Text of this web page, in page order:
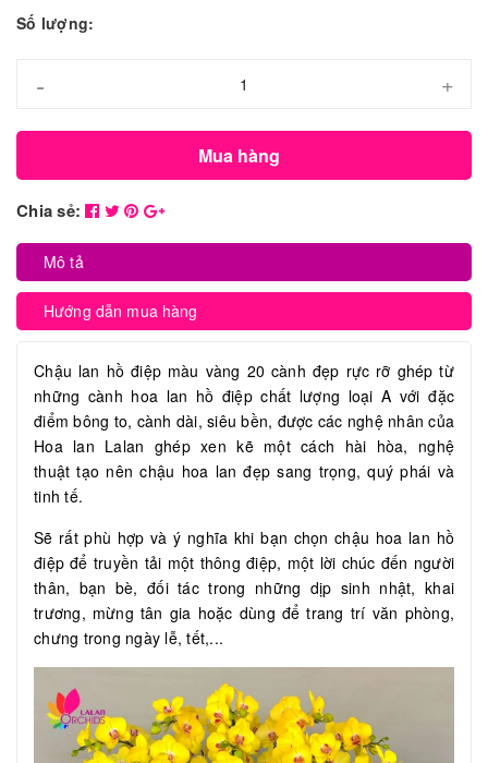
Số lượng:
- +
Mua hàng
Chia sẻ:
Mô tả
Hướng dẫn mua hàng
Chậu lan hồ điệp màu vàng 20 cành đẹp rực rỡ ghép từ
những cành hoa lan hồ điệp chất lượng loại A với đặc
điểm bông to, cành dài, siêu bền, được các nghệ nhân của
Hoa lan Lalan ghép xen kẽ một cách hài hòa, nghệ
thuật tạo nên chậu hoa lan đẹp sang trọng, quý phái và
tinh tế.
Sẽ rất phù hợp và ý nghĩa khi bạn chọn chậu hoa lan hồ
điệp để truyền tải một thông điệp, một lời chúc đến người
thân, bạn bè, đối tác trong những dịp sinh nhật, khai
trương, mừng tân gia hoặc dùng để trang trí văn phòng,
chưng trong ngày lễ, tết,...